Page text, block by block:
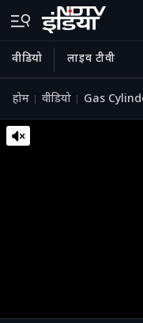
वीडियो लाइव टीवी
होम वीडियो Gas